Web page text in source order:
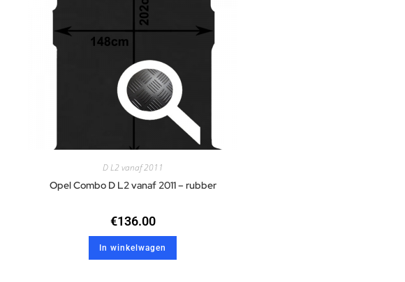
D L2 vanaf 2011
Opel Combo D L2 vanaf 2011 – rubber
€136.00
In winkelwagen